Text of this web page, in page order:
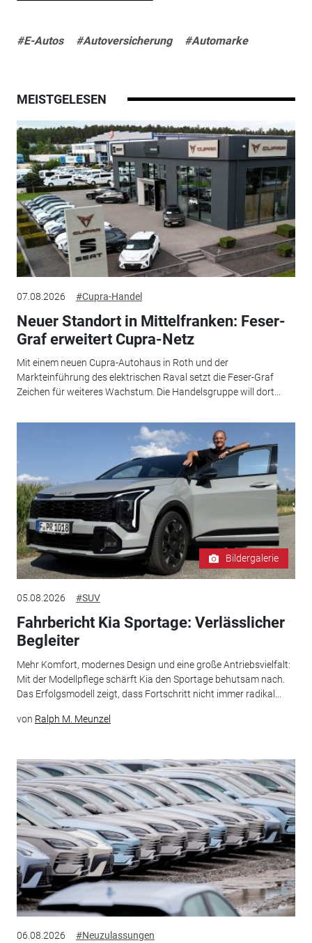
#E-Autos #Autoversicherung #Automarke
MEISTGELESEN
07.08.2026 #Cupra-Handel
Neuer Standort in Mittelfranken: Feser-
Graf erweitert Cupra-Netz
Mit einem neuen Cupra-Autohaus in Roth und der
Markteinführung des elektrischen Raval setzt die Feser-Graf
Zeichen für weiteres Wachstum. Die Handelsgruppe will dort...
Bildergalerie
05.08.2026 #SUV
Fahrbericht Kia Sportage: Verlässlicher
Begleiter
Mehr Komfort, modernes Design und eine große Antriebsvielfalt:
Mit der Modellpflege schärft Kia den Sportage behutsam nach.
Das Erfolgsmodell zeigt, dass Fortschritt nicht immer radikal...
von Ralph M. Meunzel
06.08.2026 #Neuzulassungen